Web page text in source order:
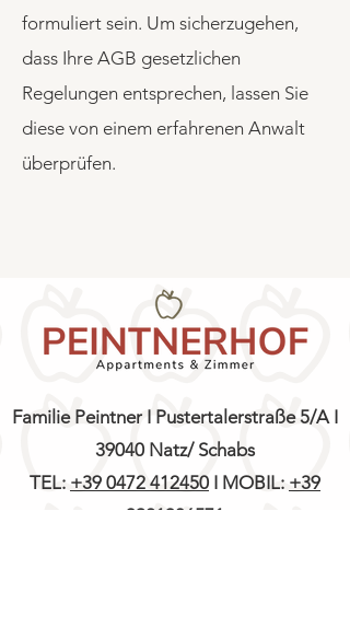
formuliert sein. Um sicherzugehen,
dass Ihre AGB gesetzlichen
Regelungen entsprechen, lassen Sie
diese von einem erfahrenen Anwalt
überprüfen.
Familie Peintner I Pustertalerstraße 5/A I
39040 Natz/ Schabs
TEL: +39 0472 412450 I MOBIL: +39
3921306571